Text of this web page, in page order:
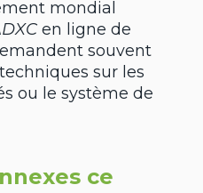
mondial
en ligne de
souvent
sur les
ou le système de
ce